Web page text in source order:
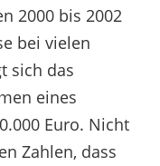
2000 bis 2002
bei vielen
sich das
eines
Euro. Nicht
Zahlen, dass